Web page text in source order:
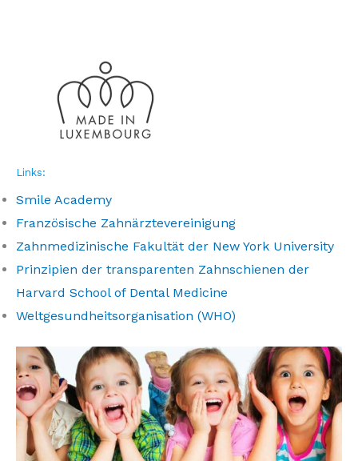
Links:
Smile Academy
Französische Zahnärztevereinigung
Zahnmedizinische Fakultät der New York University
Prinzipien der transparenten Zahnschienen der
Harvard School of Dental Medicine
Weltgesundheitsorganisation (WHO)